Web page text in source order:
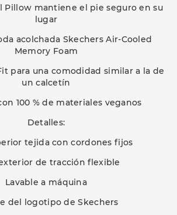
Pillow mantiene el pie seguro en su
lugar
acolchada Skechers Air-Cooled
Memory Foam
para una comodidad similar a la de
un calcetín
100 % de materiales veganos
Detalles:
tejida con cordones fijos
de tracción flexible
Lavable a máquina
del logotipo de Skechers